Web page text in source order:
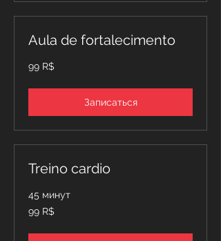
Aula de fortalecimento
бразильских
99 R$
Записаться
Treino cardio
45 минут
бразильских
99 R$